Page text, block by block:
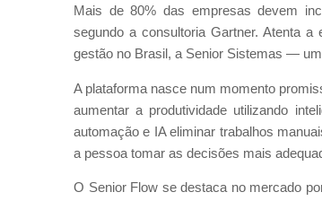
Mais de 80% das empresas devem
segundo a consultoria Gartner. Atenta
gestão no Brasil, a Senior Sistemas —
A plataforma nasce num momento
aumentar a produtividade utilizando
automação e IA eliminar trabalhos
a pessoa tomar as decisões mais
O Senior Flow se destaca no mercado